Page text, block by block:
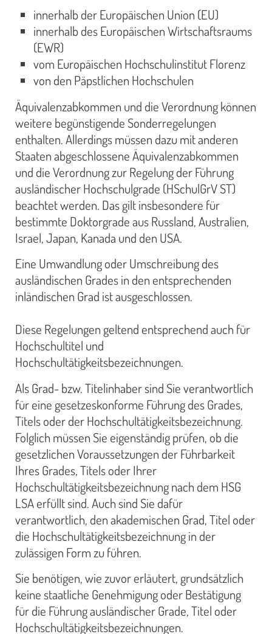
innerhalb der Europäischen Union (EU)
innerhalb des Europäischen Wirtschaftsraums
(EWR)
vom Europäischen Hochschulinstitut Florenz
von den Päpstlichen Hochschulen
Äquivalenzabkommen und die Verordnung können
weitere begünstigende Sonderregelungen
enthalten. Allerdings müssen dazu mit anderen
Staaten abgeschlossene Äquivalenzabkommen
und die Verordnung zur Regelung der Führung
ausländischer Hochschulgrade (HSchulGrV ST)
beachtet werden. Das gilt insbesondere für
bestimmte Doktorgrade aus Russland, Australien,
Israel, Japan, Kanada und den USA.
Eine Umwandlung oder Umschreibung des
ausländischen Grades in den entsprechenden
inländischen Grad ist ausgeschlossen.
Diese Regelungen geltend entsprechend auch für
Hochschultitel und
Hochschultätigkeitsbezeichnungen.
Als Grad- bzw. Titelinhaber sind Sie verantwortlich
für eine gesetzeskonforme Führung des Grades,
Titels oder der Hochschultätigkeitsbezeichnung.
Folglich müssen Sie eigenständig prüfen, ob die
gesetzlichen Voraussetzungen der Führbarkeit
Ihres Grades, Titels oder Ihrer
Hochschultätigkeitsbezeichnung nach dem HSG
LSA erfüllt sind. Auch sind Sie dafür
verantwortlich, den akademischen Grad, Titel oder
die Hochschultätigkeitsbezeichnung in der
zulässigen Form zu führen.
Sie benötigen, wie zuvor erläutert, grundsätzlich
keine staatliche Genehmigung oder Bestätigung
für die Führung ausländischer Grade, Titel oder
Hochschultätigkeitsbezeichnungen.